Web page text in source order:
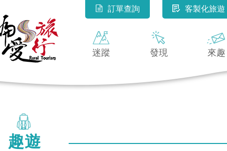
客製化旅遊
訂單查詢
迷蹤 發現 來趣
趣遊